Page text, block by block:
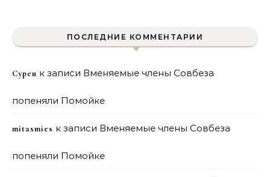
ПОСЛЕДНИЕ КОММЕНТАРИИ
Сурен к записи Вменяемые члены Совбеза
попеняли Помойке
mitasmies к записи Вменяемые члены Совбеза
попеняли Помойке